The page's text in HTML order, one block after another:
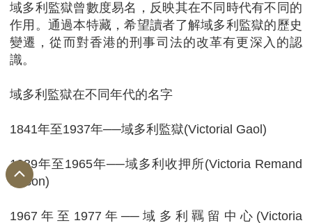
域多利監獄曾數度易名，反映其在不同時代有不同的
作用。通過本特藏，希望讀者了解域多利監獄的歷史
變遷，從而對香港的刑事司法的改革有更深入的認
識。
域多利監獄在不同年代的名字
1841年至1937年──域多利監獄(Victorial Gaol)
1939年至1965年──域多利收押所(Victoria Remand
Prison)
1967年至1977年──域多利羈留中心(Victoria